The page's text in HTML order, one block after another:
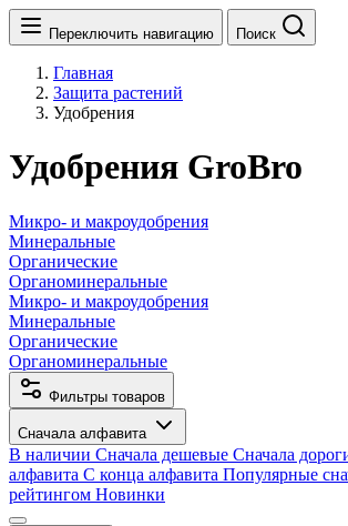
Переключить навигацию Поиск
Главная
Защита растений
Удобрения
Удобрения GroBro
Микро- и макроудобрения
Минеральные
Органические
Органоминеральные
Микро- и макроудобрения
Минеральные
Органические
Органоминеральные
Фильтры товаров
Сначала алфавита
В наличии Сначала дешевые Сначала
алфавита С конца алфавита Популярные
рейтингом Новинки